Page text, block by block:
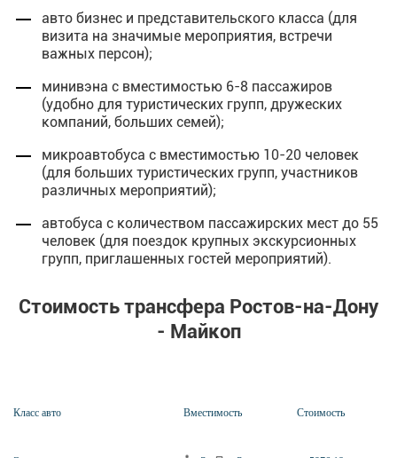
авто бизнес и представительского класса (для
визита на значимые мероприятия, встречи
важных персон);
минивэна с вместимостью 6-8 пассажиров
(удобно для туристических групп, дружеских
компаний, больших семей);
микроавтобуса с вместимостью 10-20 человек
(для больших туристических групп, участников
различных мероприятий);
автобуса с количеством пассажирских мест до 55
человек (для поездок крупных экскурсионных
групп, приглашенных гостей мероприятий).
Стоимость трансфера Ростов-на-Дону
- Майкоп
Класс авто Вместимость Стоимость